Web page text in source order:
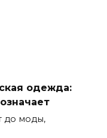
одежда:
до моды,